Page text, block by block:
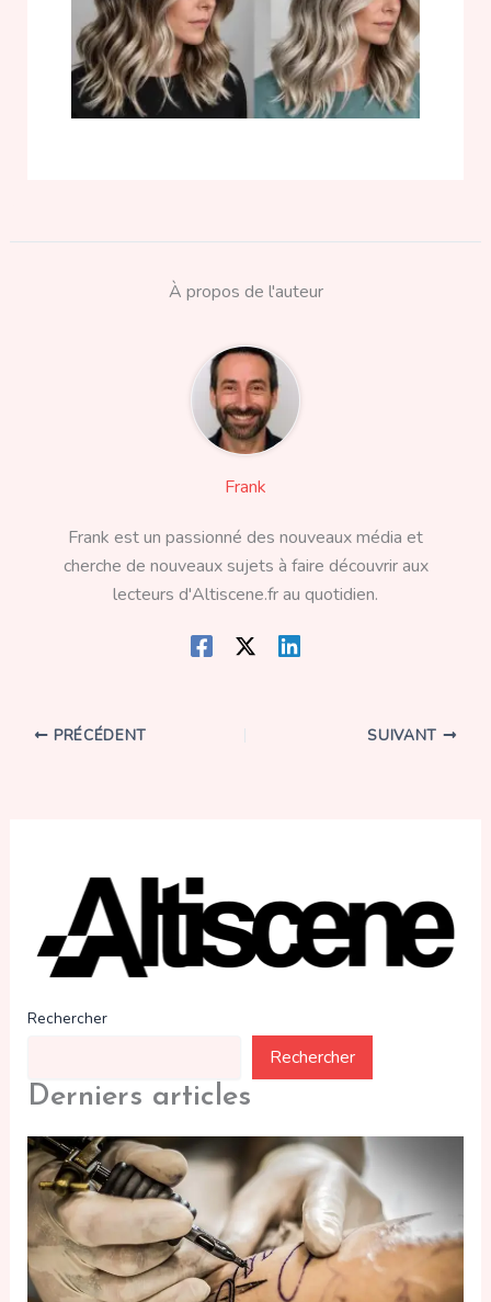
À propos de l'auteur
Frank
Frank est un passionné des nouveaux média et
cherche de nouveaux sujets à faire découvrir aux
lecteurs d'Altiscene.fr au quotidien.
PRÉCÉDENT SUIVANT
Rechercher
Rechercher
Derniers articles